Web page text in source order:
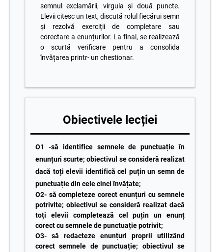
semnul exclamării, virgula și două puncte.
Elevii citesc un text, discută rolul fiecărui semn
și rezolvă exerciții de completare sau
corectare a enunțurilor. La final, se realizează
o scurtă verificare pentru a consolida
învățarea printr- un chestionar.
Obiectivele lecției
O1 -să identifice semnele de punctuație în
enunțuri scurte; obiectivul se consideră realizat
dacă toți elevii identifică cel puțin un semn de
punctuație din cele cinci învățate;
O2- să completeze corect enunțuri cu semnele
potrivite; obiectivul se consideră realizat dacă
toți elevii completează cel puțin un enunț
corect cu semnele de punctuație potrivit;
O3- să redacteze enunțuri proprii utilizând
corect semnele de punctuație; obiectivul se